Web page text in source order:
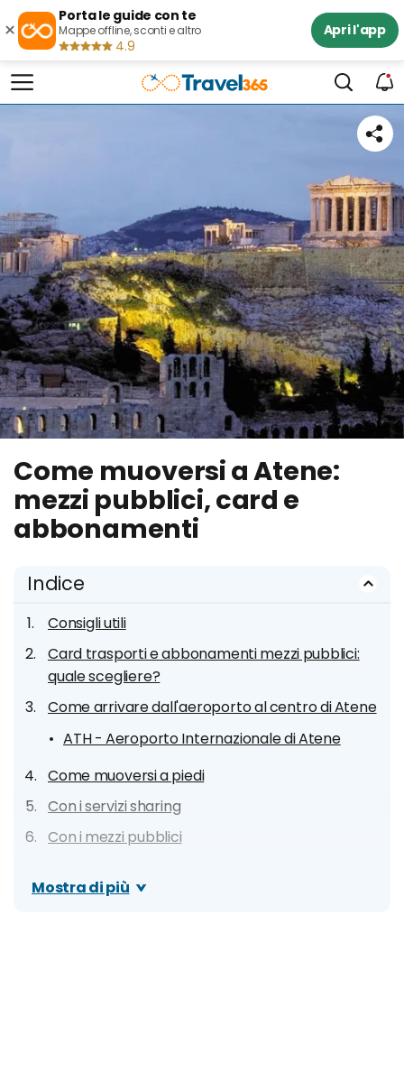
×
Porta le guide con te
Mappe offline, sconti e altro
4.9
Apri l'app
Come muoversi a Atene:
mezzi pubblici, card e
abbonamenti
Indice
Consigli utili
Card trasporti e abbonamenti mezzi pubblici:
quale scegliere?
Come arrivare dall'aeroporto al centro di Atene
ATH - Aeroporto Internazionale di Atene
Come muoversi a piedi
Con i servizi sharing
Con i mezzi pubblici
Bus
Mostra di più